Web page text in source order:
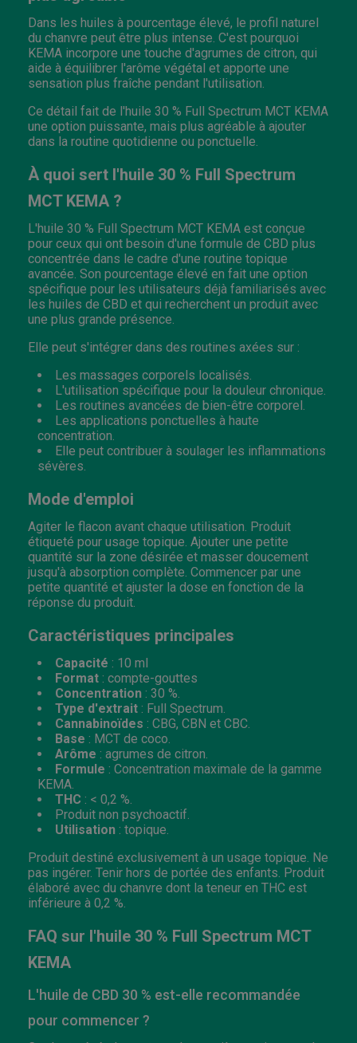
Dans les huiles à pourcentage élevé, le profil naturel
du chanvre peut être plus intense. C'est pourquoi
KEMA incorpore une touche d'agrumes de citron, qui
aide à équilibrer l'arôme végétal et apporte une
sensation plus fraîche pendant l'utilisation.
Ce détail fait de l'huile 30 % Full Spectrum MCT KEMA
une option puissante, mais plus agréable à ajouter
dans la routine quotidienne ou ponctuelle.
À quoi sert l'huile 30 % Full Spectrum
MCT KEMA ?
L'huile 30 % Full Spectrum MCT KEMA est conçue
pour ceux qui ont besoin d'une formule de CBD plus
concentrée dans le cadre d'une routine topique
avancée. Son pourcentage élevé en fait une option
spécifique pour les utilisateurs déjà familiarisés avec
les huiles de CBD et qui recherchent un produit avec
une plus grande présence.
Elle peut s'intégrer dans des routines axées sur :
Les massages corporels localisés.
L'utilisation spécifique pour la douleur chronique.
Les routines avancées de bien-être corporel.
Les applications ponctuelles à haute
concentration.
Elle peut contribuer à soulager les inflammations
sévères.
Mode d'emploi
Agiter le flacon avant chaque utilisation. Produit
étiqueté pour usage topique. Ajouter une petite
quantité sur la zone désirée et masser doucement
jusqu'à absorption complète. Commencer par une
petite quantité et ajuster la dose en fonction de la
réponse du produit.
Caractéristiques principales
Capacité : 10 ml
Format : compte-gouttes
Concentration : 30 %.
Type d'extrait : Full Spectrum.
Cannabinoïdes : CBG, CBN et CBC.
Base : MCT de coco.
Arôme : agrumes de citron.
Formule : Concentration maximale de la gamme
KEMA.
THC : < 0,2 %.
Produit non psychoactif.
Utilisation : topique.
Produit destiné exclusivement à un usage topique. Ne
pas ingérer. Tenir hors de portée des enfants. Produit
élaboré avec du chanvre dont la teneur en THC est
inférieure à 0,2 %.
FAQ sur l'huile 30 % Full Spectrum MCT
KEMA
L'huile de CBD 30 % est-elle recommandée
pour commencer ?